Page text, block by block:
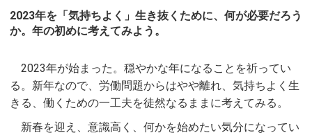
2023年を「気持ちよく」生き抜くために、何が必要だろう
か。年の初めに考えてみよう。
2023年が始まった。穏やかな年になることを祈ってい
る。新年なので、労働問題からはやや離れ、気持ちよく生
きる、働くための一工夫を徒然なるままに考えてみる。
新春を迎え、意識高く、何かを始めたい気分になってい